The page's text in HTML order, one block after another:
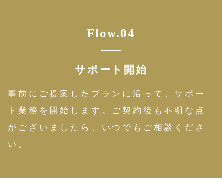
Flow.04
サポート開始
事前にご提案したプランに沿って、サポー
ト業務を開始します。ご契約後も不明な点
がございましたら、いつでもご相談くださ
い。